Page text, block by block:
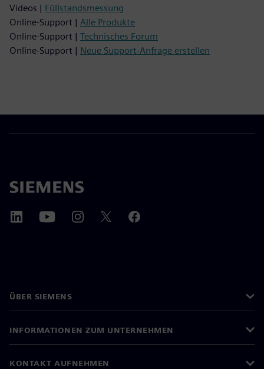
Videos | Füllstandsmessung
Online-Support | Alle Produkte
Online-Support | Technisches Forum
Online-Support | Neue Support-Anfrage erstellen
ÜBER SIEMENS
INFORMATIONEN ZUM UNTERNEHMEN
KONTAKT AUFNEHMEN